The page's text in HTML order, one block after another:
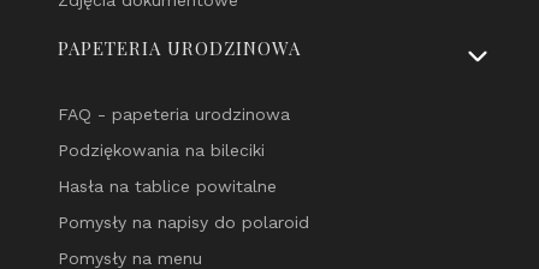
zachowasz na lata.
Zobacz naszą kolekcję i stwórz coś wyjątkowego
PAPETERIA URODZINOWA
FAQ - papeteria urodzinowa
Podziękowania na bileciki
Hasła na tablice powitalne
Pomysły na napisy do polaroid
Pomysły na menu